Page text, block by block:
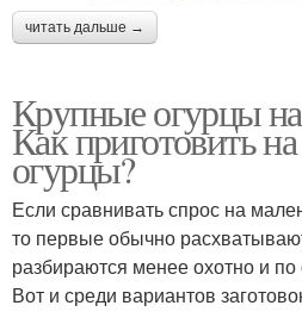
читать дальше →
Крупные огурцы
Как приготовить
огурцы?
Если сравнивать спрос на
то первые обычно
разбираются менее охотно и
Вот и среди вариантов